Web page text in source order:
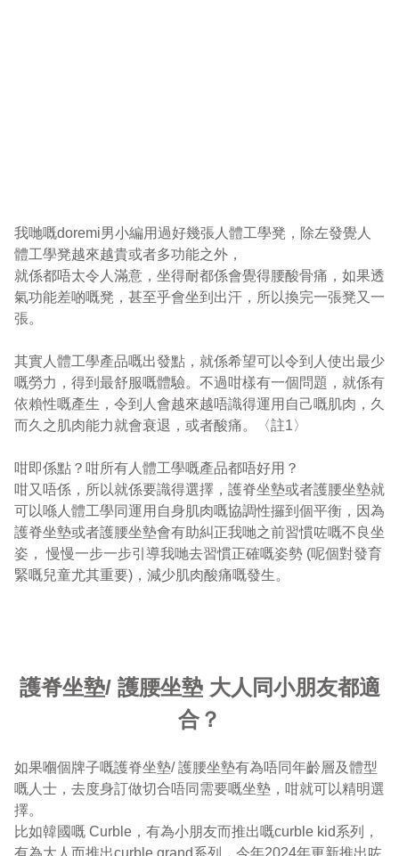
我哋嘅doremi男小編用過好幾張人體工學凳，除左發覺人
體工學凳越來越貴或者多功能之外，
就係都唔太令人滿意，坐得耐都係會覺得腰酸骨痛，如果透
氣功能差啲嘅凳，甚至乎會坐到出汗，所以換完一張凳又一
張。
其實人體工學產品嘅出發點，就係希望可以令到人使出最少
嘅勞力，得到最舒服嘅體驗。不過咁樣有一個問題，就係有
依賴性嘅產生，令到人會越來越唔識得運用自己嘅肌肉，久
而久之肌肉能力就會衰退，或者酸痛。〈註1〉
咁即係點？咁所有人體工學嘅產品都唔好用？
咁又唔係，所以就係要識得選擇，護脊坐墊或者護腰坐墊就
可以喺人體工學同運用自身肌肉嘅協調性攞到個平衡，因為
護脊坐墊或者護腰坐墊會有助糾正我哋之前習慣咗嘅不良坐
姿， 慢慢一步一步引導我哋去習慣正確嘅姿勢 (呢個對發育
緊嘅兒童尤其重要)，減少肌肉酸痛嘅發生。
護脊坐墊/ 護腰坐墊 大人同小朋友都適
合？
如果嗰個牌子嘅護脊坐墊/ 護腰坐墊有為唔同年齡層及體型
嘅人士，去度身訂做切合唔同需要嘅坐墊，咁就可以精明選
擇。
比如韓國嘅 Curble，有為小朋友而推出嘅curble kid系列，